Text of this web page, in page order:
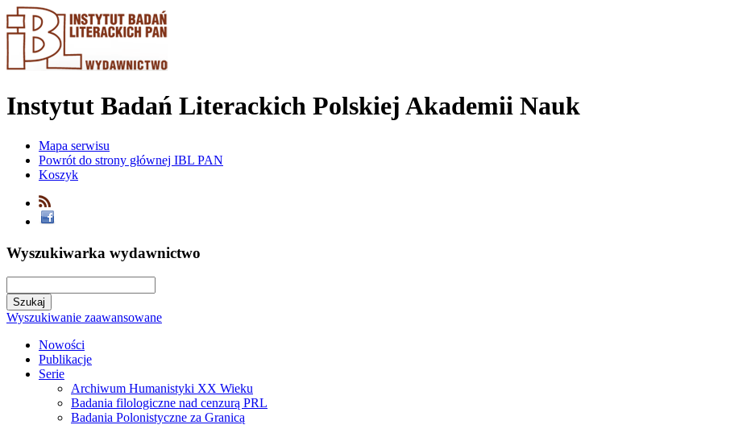
Instytut Badań Literackich Polskiej Akademii Nauk
Mapa serwisu
Powrót do strony głównej IBL PAN
Koszyk
Wyszukiwarka wydawnictwo
Wyszukiwanie zaawansowane
Nowości
Publikacje
Serie
Archiwum Humanistyki XX Wieku
Badania filologiczne nad cenzurą PRL
Badania Polonistyczne za Granicą